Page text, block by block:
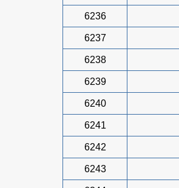
6236
6237
6238
6239
6240
6241
6242
6243